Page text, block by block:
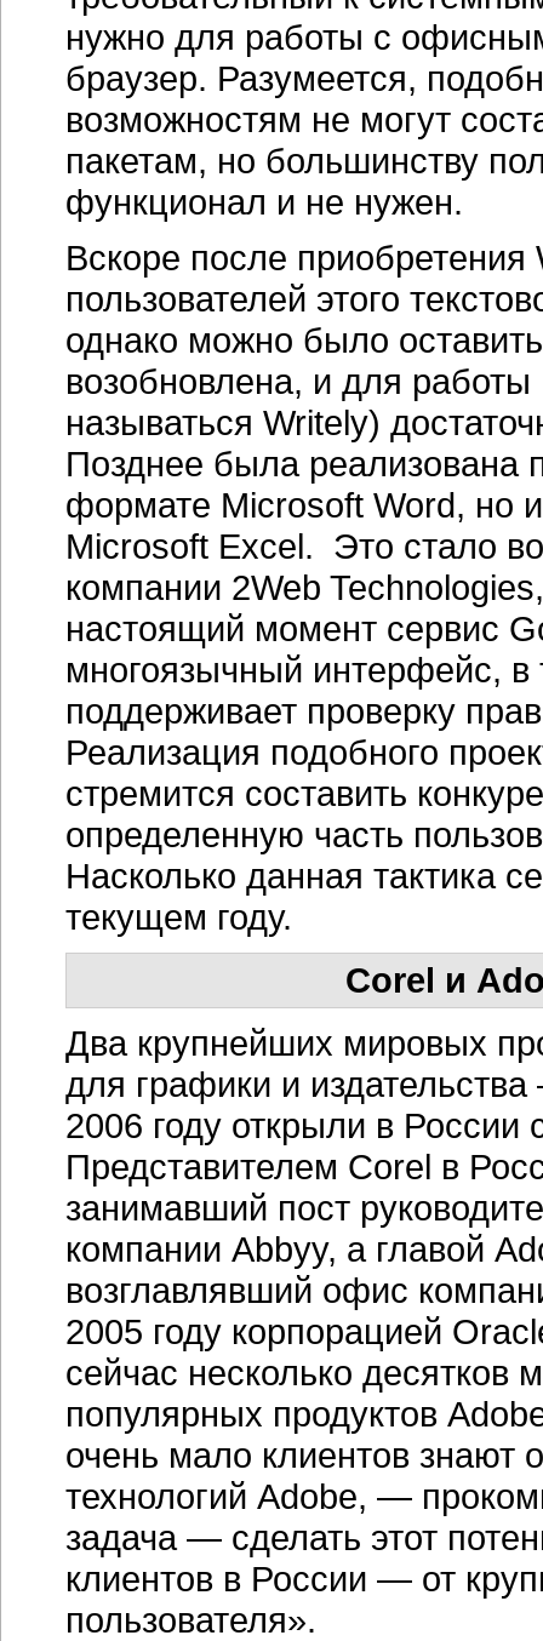
нужно для работы с
браузер. Разумеется,
возможностям не могут
пакетам, но большинству
функционал и не нужен.
Вскоре после приобретения
пользователей этого
однако можно было
возобновлена, и для
называться Writely)
Позднее была реализована
формате Microsoft Word, но
Microsoft Excel. Это стало
компании 2Web
настоящий момент сервис
многоязычный интерфейс, в
поддерживает проверку
Реализация подобного
стремится составить
определенную часть
Насколько данная тактика
текущем году.
Corel и
Два крупнейших мировых
для графики и
2006 году открыли в
Представителем Corel в
занимавший пост
компании Abbyy, а главой
возглавлявший офис
2005 году корпорацией
сейчас несколько десятков
популярных продуктов
очень мало клиентов
технологий Adobe, —
задача — сделать этот
клиентов в России — от
пользователя».